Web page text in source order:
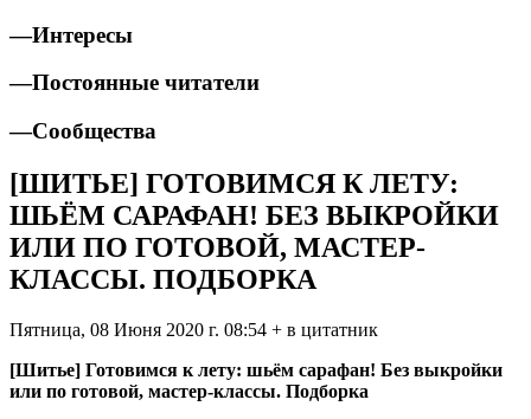
—Интересы
—Постоянные читатели
—Сообщества
[ШИТЬЕ] ГОТОВИМСЯ К ЛЕТУ:
ШЬЁМ САРАФАН! БЕЗ ВЫКРОЙКИ
ИЛИ ПО ГОТОВОЙ, МАСТЕР-
КЛАССЫ. ПОДБОРКА
Пятница, 08 Июня 2020 г. 08:54 + в цитатник
[Шитье] Готовимся к лету: шьём сарафан! Без выкройки
или по готовой, мастер-классы. Подборка